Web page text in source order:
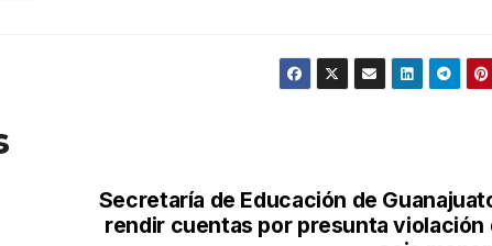
Secretaría de Educación de
rendir cuentas por presunta violación